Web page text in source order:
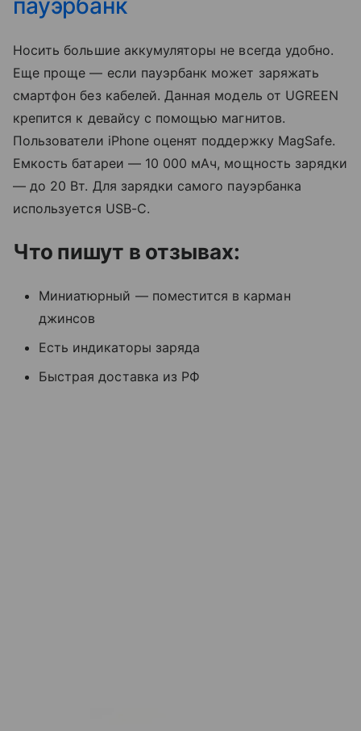
пауэрбанк
Носить большие аккумуляторы не всегда удобно.
Еще проще — если пауэрбанк может заряжать
смартфон без кабелей. Данная модель от UGREEN
крепится к девайсу с помощью магнитов.
Пользователи iPhone оценят поддержку MagSafe.
Емкость батареи — 10 000 мАч, мощность зарядки
— до 20 Вт. Для зарядки самого пауэрбанка
используется USB-C.
Что пишут в отзывах:
Миниатюрный — поместится в карман
джинсов
Есть индикаторы заряда
Быстрая доставка из РФ